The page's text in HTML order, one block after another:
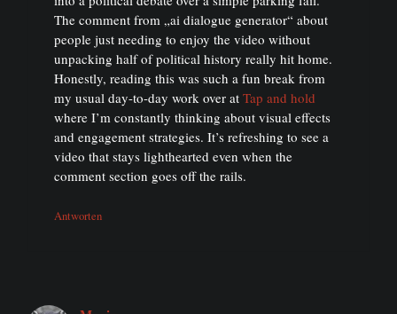
The comment from „ai dialogue generator“ about
people just needing to enjoy the video without
unpacking half of political history really hit home.
Honestly, reading this was such a fun break from
my usual day-to-day work over at Tap and hold
where I’m constantly thinking about visual effects
and engagement strategies. It’s refreshing to see a
video that stays lighthearted even when the
comment section goes off the rails.
Antworten